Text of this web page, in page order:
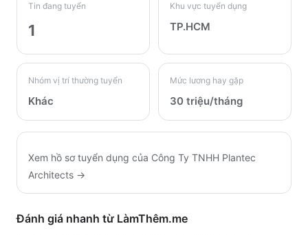
Tin đang tuyển
1
Khu vực tuyển dụng
TP.HCM
Nhóm vị trí thường tuyển
Khác
Mức lương hay gặp
30 triệu/tháng
Xem hồ sơ tuyển dụng của Công Ty TNHH Plantec
Architects →
Đánh giá nhanh từ LàmThêm.me